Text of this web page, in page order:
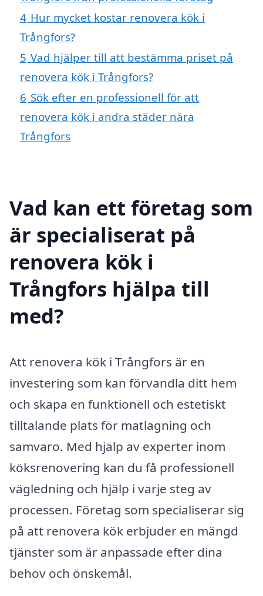
4 Hur mycket kostar renovera kök i
Trångfors?
5 Vad hjälper till att bestämma priset på
renovera kök i Trångfors?
6 Sök efter en professionell för att
renovera kök i andra städer nära
Trångfors
Vad kan ett företag som
är specialiserat på
renovera kök i
Trångfors hjälpa till
med?
Att renovera kök i Trångfors är en
investering som kan förvandla ditt hem
och skapa en funktionell och estetiskt
tilltalande plats för matlagning och
samvaro. Med hjälp av experter inom
köksrenovering kan du få professionell
vägledning och hjälp i varje steg av
processen. Företag som specialiserar sig
på att renovera kök erbjuder en mängd
tjänster som är anpassade efter dina
behov och önskemål.